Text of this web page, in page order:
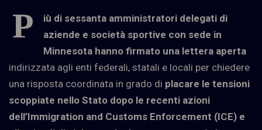
P
iù di sessanta amministratori delegati di
aziende e società sportive con sede in
Minnesota hanno firmato una lettera aperta
indirizzata agli enti federali, statali e locali per chiedere
una risposta coordinata in grado di placare le tensioni
scoppiate nello Stato dopo le recenti azioni
dell’Immigration and Customs Enforcement (ICE) e